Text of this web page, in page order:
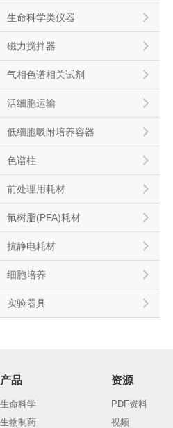
生命科学类仪器
磁力搅拌器
气相色谱相关试剂
活细胞运输
低细胞吸附培养容器
色谱柱
前处理用耗材
氟树脂(PFA)耗材
抗静电耗材
细胞培养
实验器具
产品
生命科学
生物制药
资源
PDF资料
视频